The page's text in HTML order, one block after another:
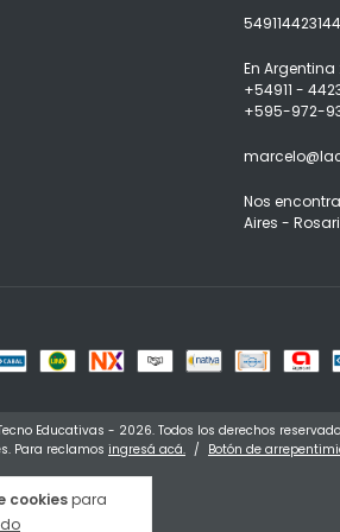
cookiespara
En
+54911 -
+595-972-
Nos
Aires -
Educativas - 2026. Todos los derechos
Para reclamos ingresá acá. / Botón de